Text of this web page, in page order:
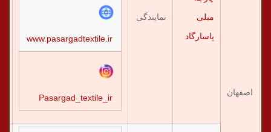
اصفهان
مبلی
پاسارگاد
نمایندگی